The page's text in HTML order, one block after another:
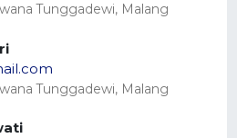
Tunggadewi, Malang
Tunggadewi, Malang